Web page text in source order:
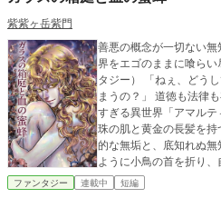
紫紫ヶ岳紫門
善悪の概念が一切ない
界をエゴのままに喰ら
タジー） 「ねぇ、どうして僕以外のものは、すべて壊れてし
まうの？」 道徳も法律も存在しない、パステルカラーの美し
すぎる異世界「アマル
珠の肌と黄金の長髪を
的な無垢と、底知れぬ
ように小鳥の首を折り
み、そして容赦なく踏み
ファンタジー 連載中 短編